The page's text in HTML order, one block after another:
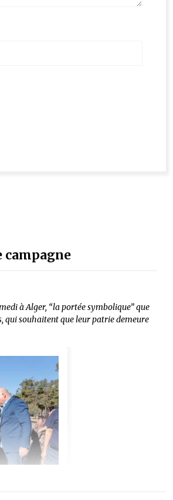
campagne
à Alger, “la portée symbolique” que
qui souhaitent que leur patrie demeure